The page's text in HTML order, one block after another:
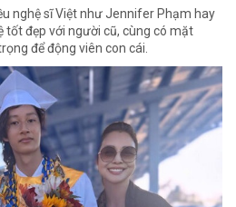
nghệ sĩ Việt như Jennifer Phạm hay
tốt đẹp với người cũ, cùng có mặt
để động viên con cái.